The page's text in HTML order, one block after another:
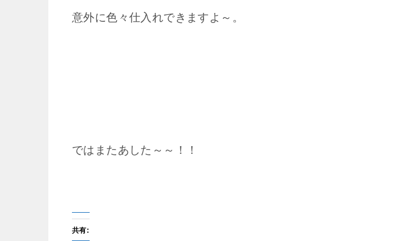
意外に色々仕入れできますよ～。
ではまたあした～～！！
共有: